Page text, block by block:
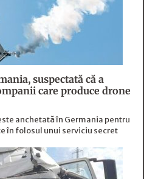
suspectată că a
care produce drone
anchetată în Germania pentru
în folosul unui serviciu secret